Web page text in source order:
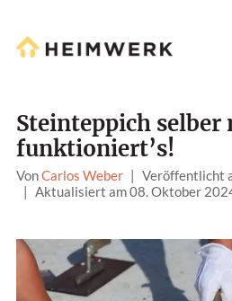
Steinteppich selber
funktioniert’s!
VonCarlos Weber | Veröffentlicht
| Aktualisiert am 08. Oktober